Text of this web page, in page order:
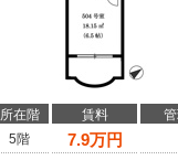
所在階 賃料
5階
7.9万円